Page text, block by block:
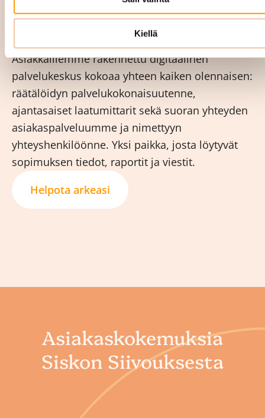
Kiellä
Digitaalinen palvelukeskus pitää teidät
Asiakkaillemme rakennettu digitaalinen
palvelukeskus kokoaa yhteen kaiken olennaisen:
räätälöidyn palvelukokonaisuutenne,
ajantasaiset laatumittarit sekä suoran yhteyden
asiakaspalveluumme ja nimettyyn
yhteyshenkilöönne. Yksi paikka, josta löytyvät
sopimuksen tiedot, raportit ja viestit.
Helpota arkeasi
Asiakaskokemuksia
Siskon Siivouksesta